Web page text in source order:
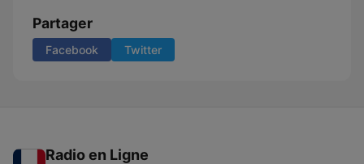
Partager
Facebook Twitter
Radio en Ligne